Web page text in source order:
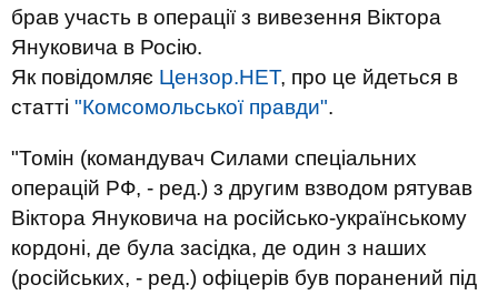
брав участь в операції з вивезення Віктора
Януковича в Росію.
Як повідомляє Цензор.НЕТ, про це йдеться в
статті "Комсомольської правди".
"Томін (командувач Силами спеціальних
операцій РФ, - ред.) з другим взводом рятував
Віктора Януковича на російсько-українському
кордоні, де була засідка, де один з наших
(російських, - ред.) офіцерів був поранений під